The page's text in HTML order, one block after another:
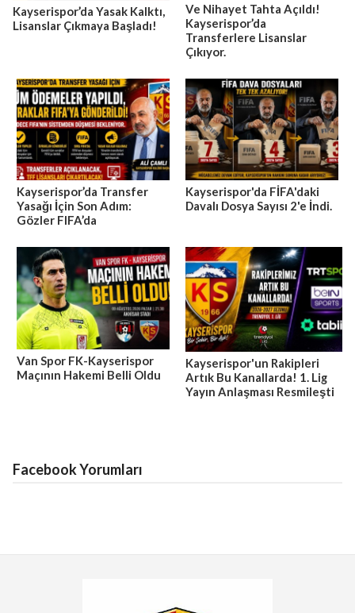
Kayserispor’da Yasak Kalktı,
Lisanslar Çıkmaya Başladı!
Ve Nihayet Tahta Açıldı!
Kayserispor’da
Transferlere Lisanslar
Çıkıyor.
Kayserispor’da Transfer
Yasağı İçin Son Adım:
Gözler FIFA’da
Kayserispor'da FİFA'daki
Davalı Dosya Sayısı 2'e İndi.
Van Spor FK-Kayserispor
Maçının Hakemi Belli Oldu
Kayserispor'un Rakipleri
Artık Bu Kanallarda! 1. Lig
Yayın Anlaşması Resmileşti
Facebook Yorumları